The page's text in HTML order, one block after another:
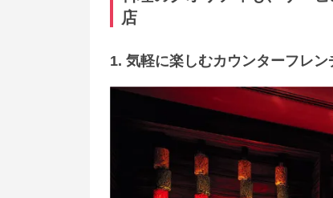
店
1. 気軽に楽しむカウンターフレ